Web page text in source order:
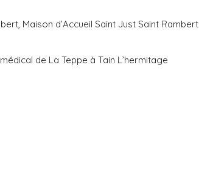
Maison d’Accueil Saint Just Saint Rambert
de La Teppe à Tain L’hermitage